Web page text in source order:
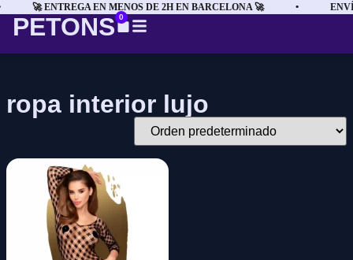
🚀 ENTREGA EN MENOS DE 2H EN BARCELONA 🚀 •
PETONS 0
ropa interior lujo